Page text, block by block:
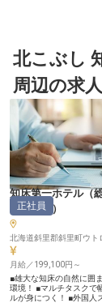
尚可。心温まるサービス
で、お客様に特別なひと
しましょう。※2024年08
点の情報です
北こぶし
周辺の求人
知床第一ホテル（
理・人事 ）
正社員
月給／199,100円～
■雄大な知床の自然に囲
環境！ ■マルチタスクで
ルが身につく！ ■外国人